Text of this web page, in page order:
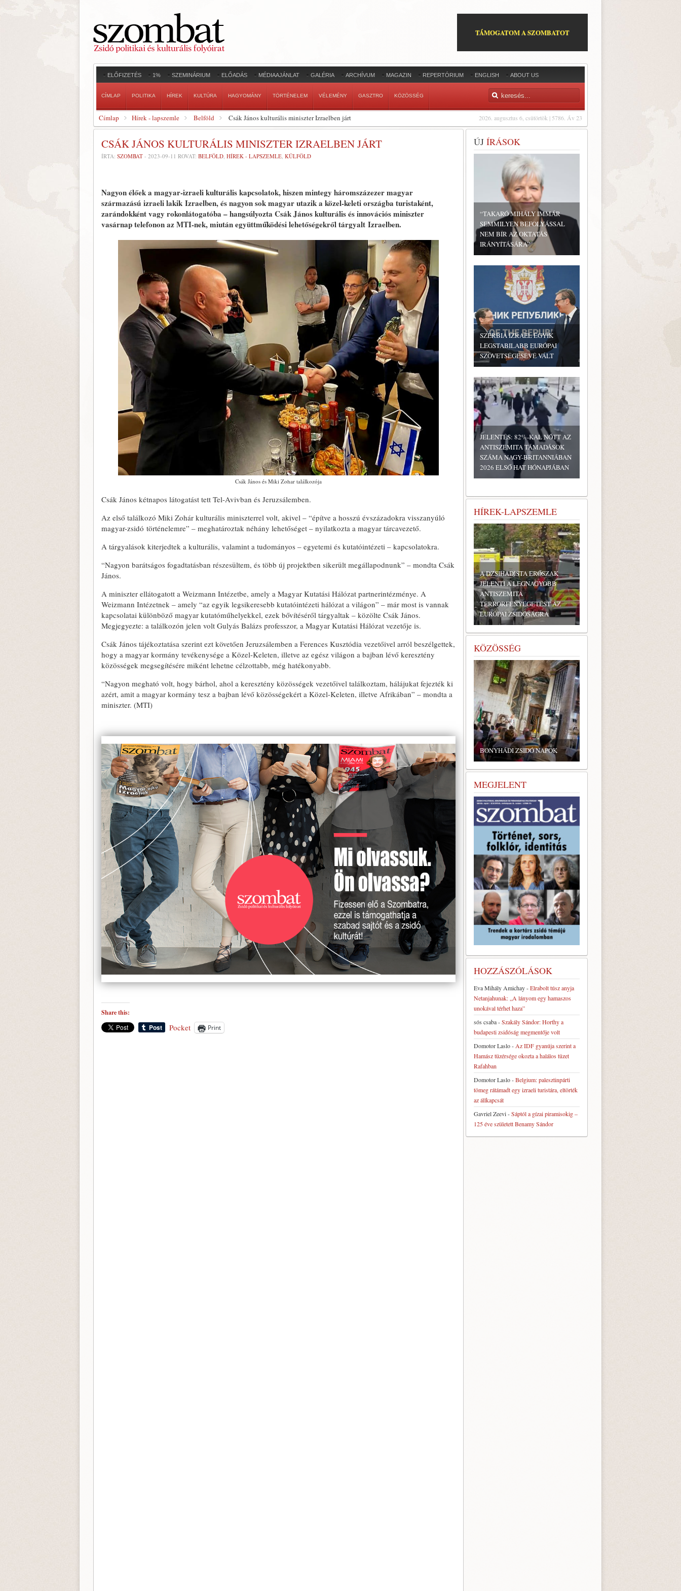
TÁMOGATOM A SZOMBATOT
ELŐFIZETÉS 1% SZEMINÁRIUM ELŐADÁS MÉDIAAJÁNLAT GALÉRIA ARCHÍVUM MAGAZIN REPERTÓRIUM ENGLISH ABOUT US
CÍMLAP POLITIKA HÍREK KULTÚRA HAGYOMÁNY TÖRTÉNELEM VÉLEMÉNY GASZTRO KÖZÖSSÉG
2026. augusztus 6, csütörtök | 5786. Áv 23
Címlap Hírek - lapszemle Belföld Csák János kulturális miniszter Izraelben járt
CSÁK JÁNOS KULTURÁLIS MINISZTER IZRAELBEN JÁRT
ÍRTA: SZOMBAT - 2023-09-11 ROVAT: BELFÖLD, HÍREK - LAPSZEMLE, KÜLFÖLD
Nagyon élőek a magyar-izraeli kulturális kapcsolatok, hiszen mintegy háromszázezer magyar
származású izraeli lakik Izraelben, és nagyon sok magyar utazik a közel-keleti országba turistaként,
zarándokként vagy rokonlátogatóba – hangsúlyozta Csák János kulturális és innovációs miniszter
vasárnap telefonon az MTI-nek, miután együttműködési lehetőségekről tárgyalt Izraelben.
Csák János és Miki Zohar találkozója
Csák János kétnapos látogatást tett Tel-Avivban és Jeruzsálemben.
Az első találkozó Miki Zohár kulturális miniszterrel volt, akivel – “építve a hosszú évszázadokra visszanyúló
magyar-zsidó történelemre” – meghatároztak néhány lehetőséget – nyilatkozta a magyar tárcavezető.
A tárgyalások kiterjedtek a kulturális, valamint a tudományos – egyetemi és kutatóintézeti – kapcsolatokra.
“Nagyon barátságos fogadtatásban részesültem, és több új projektben sikerült megállapodnunk” – mondta Csák
János.
A miniszter ellátogatott a Weizmann Intézetbe, amely a Magyar Kutatási Hálózat partnerintézménye. A
Weizmann Intézetnek – amely “az egyik legsikeresebb kutatóintézeti hálózat a világon” – már most is vannak
kapcsolatai különböző magyar kutatóműhelyekkel, ezek bővítéséről tárgyaltak – közölte Csák János.
Megjegyezte: a találkozón jelen volt Gulyás Balázs professzor, a Magyar Kutatási Hálózat vezetője is.
Csák János tájékoztatása szerint ezt követően Jeruzsálemben a Ferences Kusztódia vezetőivel arról beszélgettek,
hogy a magyar kormány tevékenysége a Közel-Keleten, illetve az egész világon a bajban lévő keresztény
közösségek megsegítésére miként lehetne célzottabb, még hatékonyabb.
“Nagyon megható volt, hogy bárhol, ahol a keresztény közösségek vezetőivel találkoztam, hálájukat fejezték ki
azért, amit a magyar kormány tesz a bajban lévő közösségekért a Közel-Keleten, illetve Afrikában” – mondta a
miniszter. (MTI)
Share this:
Pocket Print
ÚJ ÍRÁSOK
“TAKARÓ MIHÁLY IMMÁR
SEMMILYEN BEFOLYÁSSAL
NEM BÍR AZ OKTATÁS
IRÁNYÍTÁSÁRA”
SZERBIA IZRAEL EGYIK
LEGSTABILABB EURÓPAI
SZÖVETSÉGESÉVÉ VÁLT
JELENTÉS: 82%-KAL NŐTT AZ
ANTISZEMITA TÁMADÁSOK
SZÁMA NAGY-BRITANNIÁBAN
2026 ELSŐ HAT HÓNAPJÁBAN
HÍREK-LAPSZEMLE
A DZSIHADISTA ERŐSZAK
JELENTI A LEGNAGYOBB
ANTISZEMITA
TERRORFENYEGETÉST AZ
EURÓPAI ZSIDÓSÁGRA
KÖZÖSSÉG
BONYHÁDI ZSIDÓ NAPOK
MEGJELENT
HOZZÁSZÓLÁSOK
Eva Mihály Amichay-Elrabolt túsz anyja
Netanjahunak: „A lányom egy hamaszos
unokával térhet haza”
sós csaba-Szakály Sándor: Horthy a
budapesti zsidóság megmentője volt
Domotor Laslo- Az IDF gyanúja szerint a
Hamász tüzérsége okozta a halálos tüzet
Rafahban
Domotor Laslo-Belgium: palesztinpárti
tömeg rátámadt egy izraeli turistára, eltörték
az állkapcsát
Gavriel Zeevi-Sáptól a gízai piramisokig –
125 éve született Benamy Sándor